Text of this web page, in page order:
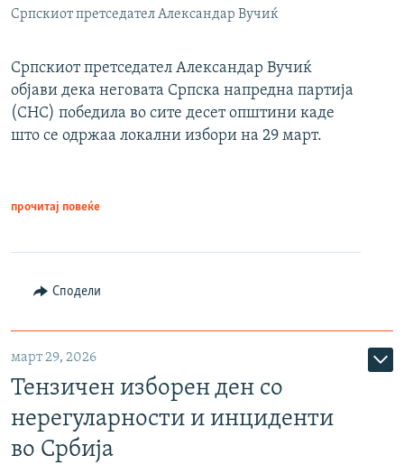
Српскиот претседател Александар Вучиќ
Српскиот претседател Александар Вучиќ
објави дека неговата Српска напредна партија
(СНС) победила во сите десет општини каде
што се одржаа локални избори на 29 март.
прочитај повеќе
Сподели
март 29, 2026
Тензичен изборен ден со
нерегуларности и инциденти
во Србија